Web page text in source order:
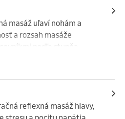
masáž uľaví nohám a
a rozsah masáže
podľa stupňa
stavu.
reflexná masáž hlavy,